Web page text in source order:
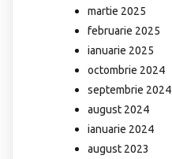
martie 2025
februarie 2025
ianuarie 2025
octombrie 2024
septembrie 2024
august 2024
ianuarie 2024
august 2023